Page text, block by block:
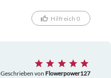
Hilfreich 0
Geschrieben von Flowerpower127